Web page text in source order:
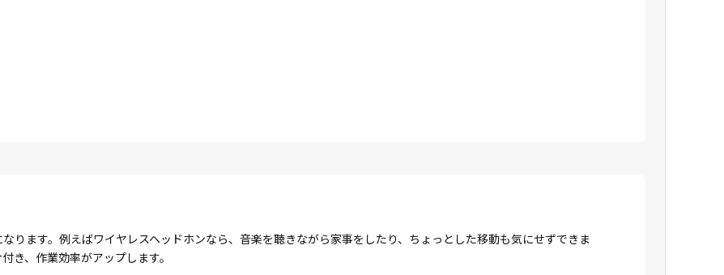
ります。例えばワイヤレスヘッドホンなら、音楽を聴きながら家事をしたり、ちょっとした移動も気にせずできま
き、作業効率がアップします。